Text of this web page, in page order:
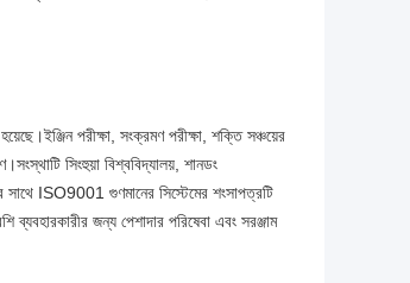
পরীক্ষা, সংক্রমণ পরীক্ষা, শক্তি সঞ্চয়ের
সিংহুয়া বিশ্ববিদ্যালয়, শানডং
সাথে ISO9001 গুণমানের সিস্টেমের শংসাপত্রটি
জন্য পেশাদার পরিষেবা এবং সরঞ্জাম